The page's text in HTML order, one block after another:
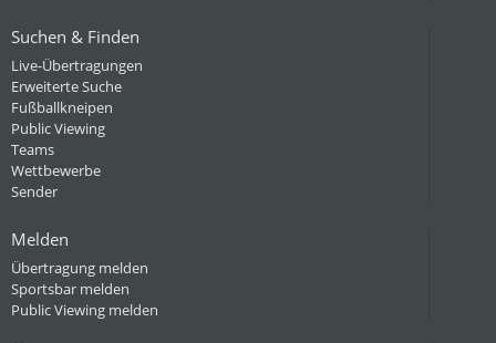
Suchen & Finden
Live-Übertragungen
Erweiterte Suche
Fußballkneipen
Public Viewing
Teams
Wettbewerbe
Sender
Melden
Übertragung melden
Sportsbar melden
Public Viewing melden